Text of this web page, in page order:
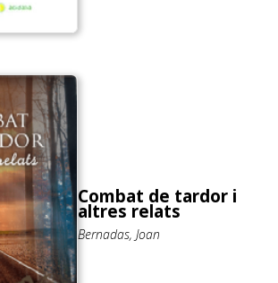
Combat de tardor i
altres relats
Bernadas, Joan